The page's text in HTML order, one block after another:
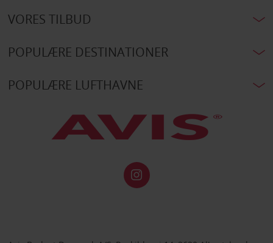
VORES TILBUD
POPULÆRE DESTINATIONER
POPULÆRE LUFTHAVNE